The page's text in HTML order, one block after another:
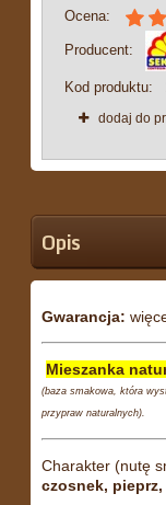
Ocena:
Producent:
Kod produktu:
dodaj do
Opis
Gwarancja:
Mieszanka
(baza smakowa, która
przypraw naturalnych).
Charakter (nutę
czosnek,